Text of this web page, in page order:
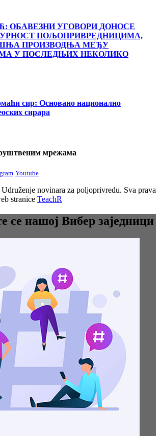
ОБАВЕЗНИ УГОВОРИ ДОНОСЕ
ПОЉОПРИВРЕДНИЦИМА,
ПРОИЗВОДЊА МЕЂУ
У ПОСЛЕДЊИХ НЕКОЛИКО
сир: Основано национално
сирара
мрежама
Youtube
novinara za poljoprivredu. Sva prava
stranice TeachR
се нашој Вибер заједници